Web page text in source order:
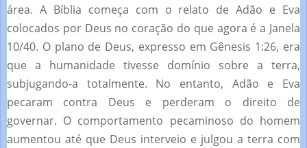
área. A Bíblia começa com o relato de Adão e Eva
colocados por Deus no coração do que agora é a Janela
10/40. O plano de Deus, expresso em Gênesis 1:26, era
que a humanidade tivesse domínio sobre a terra,
subjugando-a totalmente. No entanto, Adão e Eva
pecaram contra Deus e perderam o direito de
governar. O comportamento pecaminoso do homem
aumentou até que Deus interveio e julgou a terra com